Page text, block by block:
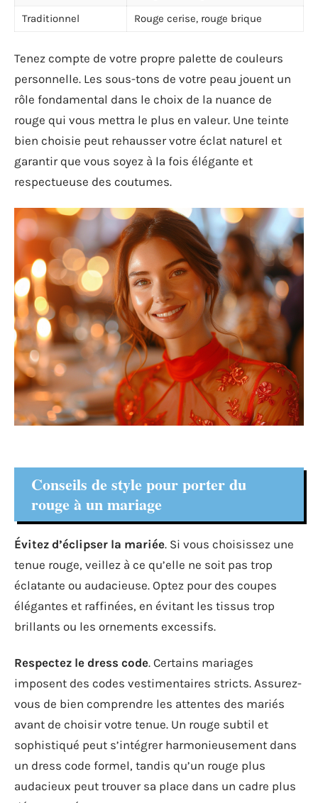
Traditionnel
Rouge cerise, rouge brique
Tenez compte de votre propre palette de couleurs
personnelle. Les sous-tons de votre peau jouent un
rôle fondamental dans le choix de la nuance de
rouge qui vous mettra le plus en valeur. Une teinte
bien choisie peut rehausser votre éclat naturel et
garantir que vous soyez à la fois élégante et
respectueuse des coutumes.
Conseils de style pour porter du
rouge à un mariage
Évitez d’éclipser la mariée. Si vous choisissez une
tenue rouge, veillez à ce qu’elle ne soit pas trop
éclatante ou audacieuse. Optez pour des coupes
élégantes et raffinées, en évitant les tissus trop
brillants ou les ornements excessifs.
Respectez le dress code. Certains mariages
imposent des codes vestimentaires stricts. Assurez-
vous de bien comprendre les attentes des mariés
avant de choisir votre tenue. Un rouge subtil et
sophistiqué peut s’intégrer harmonieusement dans
un dress code formel, tandis qu’un rouge plus
audacieux peut trouver sa place dans un cadre plus